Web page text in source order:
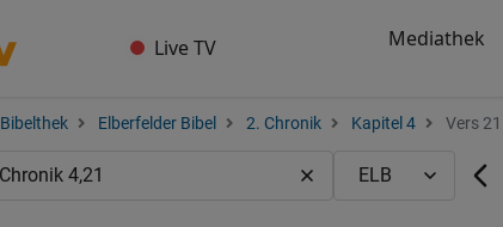
Live TV Mediathek
Bibelthek Elberfelder Bibel 2. Chronik Kapitel 4 Vers 21